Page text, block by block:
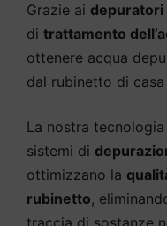
Grazie ai depuratori
di trattamento
ottenere acqua
dal rubinetto di casa
La nostra
sistemi di
ottimizzano la
rubinetto,
traccia di sostanze